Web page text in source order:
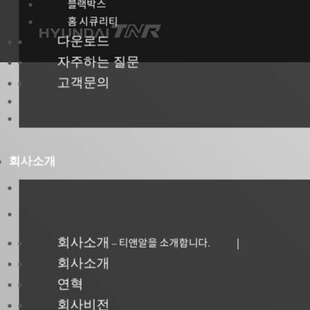
블랙박스
홈 시큐리티
다운로드
자주하는 질문
고객문의
회사소개
회사소개 – 티앤알을 소개합니다.
회사소개
연혁
회사비전